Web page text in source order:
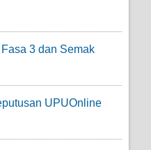
3 dan Semak
UPUOnline